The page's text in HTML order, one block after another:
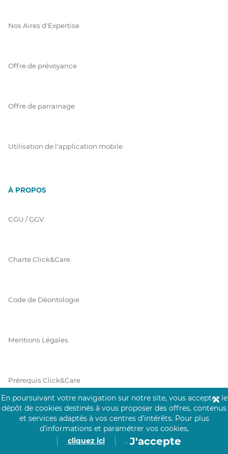
Nos Aires d'Expertise
Offre de prévoyance
Offre de parrainage
Utilisation de l'application mobile
À PROPOS
CGU / GGV
Charte Click&Care
Code de Déontologie
Mentions Légales
Prérequis Click&Care
Protection des Données
En poursuivant votre navigation sur notre site, vous acceptez le
dépôt de cookies destinés à vous proposer des offres, contenus
et services adaptés à vos centres d’intérêts. Pour plus
d’informations et paramétrer vos cookies,
cliquez ici
. J'accepte
✕